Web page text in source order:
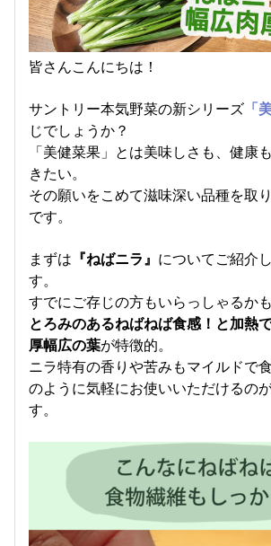
皆さんこんにちは！
サントリー本気野菜の新シリーズ 「
じでしょうか？
「美健菜果」とは美味しさも、健康
きたい。
その願いをこめて滋味深い品種を取
です。
まずは 『ねばニラ』 についてご紹介
す。
すでにご存じの方もいらっしゃるか
とろみのあるねばねば食感！と加熱
厚幅広の葉が特徴的。
ニラ特有の香りや苦みもマイルドで
のように気軽にお使いいただけるの
す。